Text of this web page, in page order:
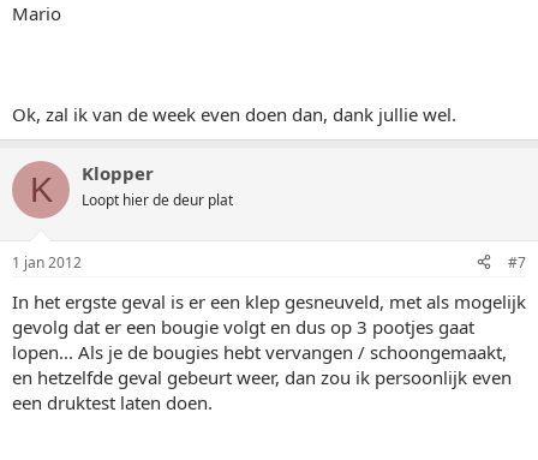
Mario
Ok, zal ik van de week even doen dan, dank jullie wel.
K Klopper
Loopt hier de deur plat
1 jan 2012 #7
In het ergste geval is er een klep gesneuveld, met als mogelijk
gevolg dat er een bougie volgt en dus op 3 pootjes gaat
lopen... Als je de bougies hebt vervangen / schoongemaakt,
en hetzelfde geval gebeurt weer, dan zou ik persoonlijk even
een druktest laten doen.